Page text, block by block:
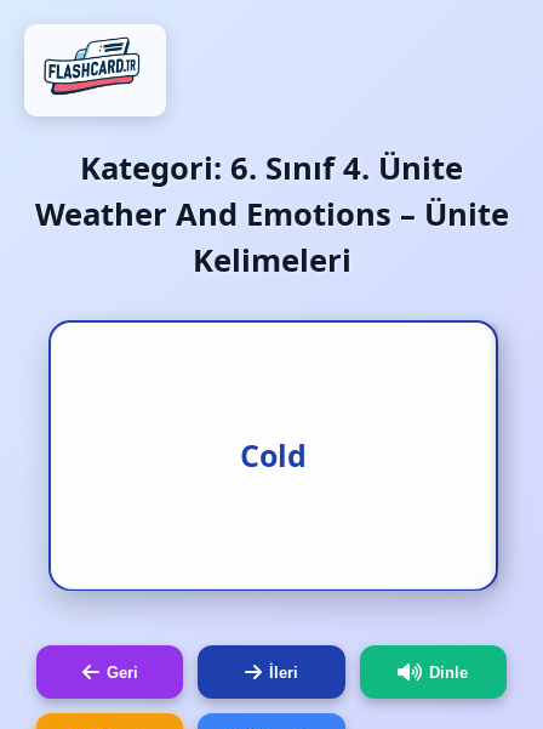
Kategori: 6. Sınıf 4. Ünite
Weather And Emotions – Ünite
Kelimeleri
Cold
Üşümüş / soğuk
Geri İleri Dinle